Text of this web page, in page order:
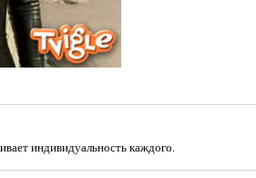
индивидуальность каждого.